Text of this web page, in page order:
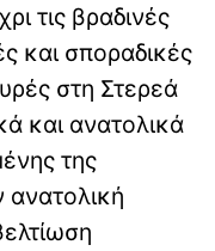
τις βραδινές
και σποραδικές
στη Στερεά
και ανατολικά
της
ανατολική